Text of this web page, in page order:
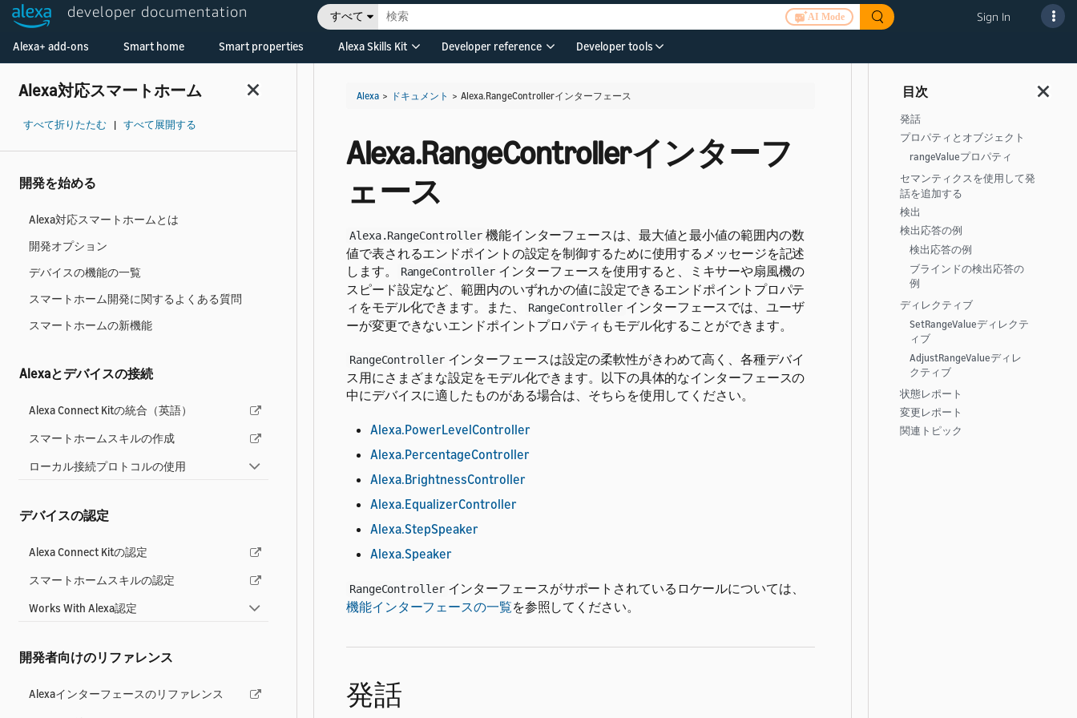
developer documentation すべて AI Mode Sign In
Alexa+ add-ons Smart home Smart properties Alexa Skills Kit Developer reference Developer tools
Alexa対応スマートホーム
すべて折りたたむ | すべて展開する
開発を始める
Alexa対応スマートホームとは
開発オプション
デバイスの機能の一覧
スマートホーム開発に関するよくある質問
スマートホームの新機能
Alexaとデバイスの接続
Alexa Connect Kitの統合（英語）
スマートホームスキルの作成
ローカル接続プロトコルの使用
デバイスの認定
Alexa Connect Kitの認定
スマートホームスキルの認定
Works With Alexa認定
開発者向けのリファレンス
Alexaインターフェースのリファレンス
Alexa > ドキュメント > Alexa.RangeControllerインターフェース
Alexa.RangeControllerインターフ
ェース
Alexa.RangeController 機能インターフェースは、最大値と最小値の範囲内の数
値で表されるエンドポイントの設定を制御するために使用するメッセージを記述
します。
RangeController インターフェースを使用すると、ミキサーや扇風機の
スピード設定など、範囲内のいずれかの値に設定できるエンドポイントプロパテ
ィをモデル化できます。また、
RangeController インターフェースでは、ユーザ
ーが変更できないエンドポイントプロパティもモデル化することができます。
RangeController インターフェースは設定の柔軟性がきわめて高く、各種デバイ
ス用にさまざまな設定をモデル化できます。以下の具体的なインターフェースの
中にデバイスに適したものがある場合は、そちらを使用してください。
Alexa.PowerLevelController
Alexa.PercentageController
Alexa.BrightnessController
Alexa.EqualizerController
Alexa.StepSpeaker
Alexa.Speaker
RangeController インターフェースがサポートされているロケールについては、
機能インターフェースの一覧を参照してください。
発話
発話
プロパティとオブジェクト
rangeValueプロパティ
セマンティクスを使用して発
話を追加する
検出
検出応答の例
検出応答の例
ブラインドの検出応答の
例
ディレクティブ
SetRangeValueディレクテ
ィブ
AdjustRangeValueディレ
クティブ
状態レポート
変更レポート
関連トピック
Welcome! Ask the DevAssistant